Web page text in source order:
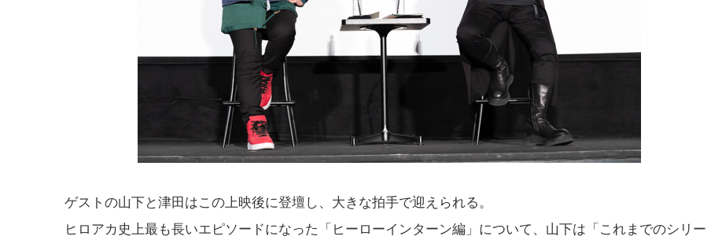
ゲストの山下と津田はこの上映後に登壇し、大きな拍手で迎えられる。
ヒロアカ史上最も長いエピソードになった「ヒーローインターン編」について、山下は「これまでのシリー